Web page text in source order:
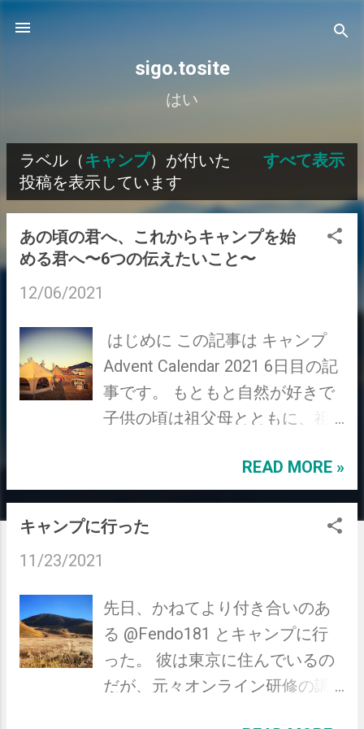
sigo.tosite
はい
投
稿
ラベル（ キャンプ）が付いた
投稿を表示しています
すべて表示
あの頃の君へ、これからキャンプを始
める君へ〜6つの伝えたいこと〜
12/06/2021
はじめに この記事は キャンプ
Advent Calendar 2021 6日目の記
事です。 もともと自然が好きで
子供の頃は祖父母とともに、祖
くのが何よりの楽しみでした。
だからこそ自然の美しさ・雄大
さだけではなく怖さ・過酷さを
んやり思っていたわけです。 だ
ったのですが、2019年の11月に
会社の同僚にキャンプに連れて
行ってもらった際、自然の中で
READ MORE »
キャンプに行った
11/23/2021
先日、かねてより付き合いのあ
る @Fendo181 とキャンプに行
った。 彼は東京に住んでいるの
だが、元々オンライン研修の講